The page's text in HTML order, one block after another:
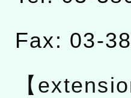
Fax: 03-
【